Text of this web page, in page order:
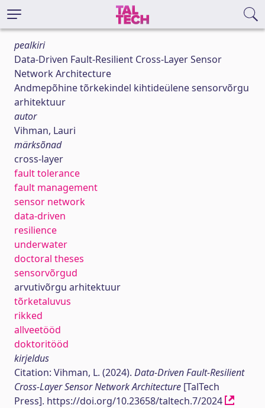
pealkiri
Data-Driven Fault-Resilient Cross-Layer Sensor
Network Architecture
Andmepõhine tõrkekindel kihtideülene sensorvõrgu
arhitektuur
autor
Vihman, Lauri
märksõnad
cross-layer
fault tolerance
fault management
sensor network
data-driven
resilience
underwater
doctoral theses
sensorvõrgud
arvutivõrgu arhitektuur
tõrketaluvus
rikked
allveetööd
doktoritööd
kirjeldus
Citation: Vihman, L. (2024). Data-Driven Fault-Resilient
Cross-Layer Sensor Network Architecture [TalTech
Press]. https://doi.org/10.23658/taltech.7/2024